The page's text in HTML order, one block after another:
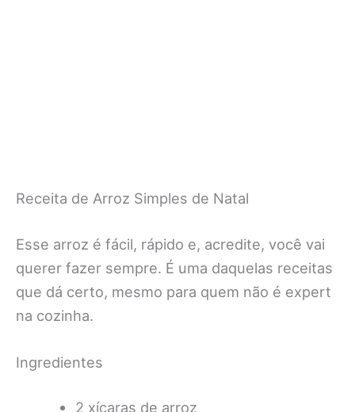
Receita de Arroz Simples de Natal
Esse arroz é fácil, rápido e, acredite, você vai
querer fazer sempre. É uma daquelas receitas
que dá certo, mesmo para quem não é expert
na cozinha.
Ingredientes
2 xícaras de arroz